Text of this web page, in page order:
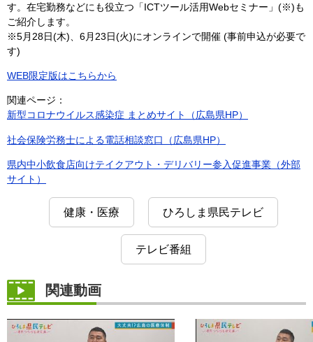
す。在宅勤務などにも役立つ「ICTツール活用Webセミナー」(※)も
ご紹介します。
※5月28日(木)、6月23日(火)にオンラインで開催 (事前申込が必要で
す)
WEB限定版はこちらから
関連ページ：
新型コロナウイルス感染症 まとめサイト（広島県HP）
社会保険労務士による電話相談窓口（広島県HP）
県内中小飲食店向けテイクアウト・デリバリー参入促進事業（外部
サイト）
健康・医療 ひろしま県民テレビ
テレビ番組
関連動画